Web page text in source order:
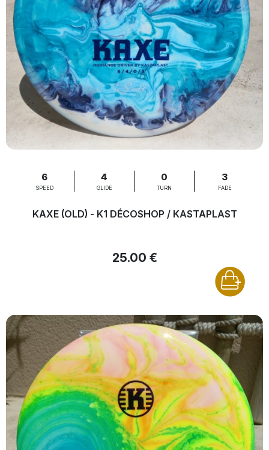
6
SPEED
4
GLIDE
0
TURN
3
FADE
KAXE (OLD) - K1 DÉCOSHOP / KASTAPLAST
25.00 €